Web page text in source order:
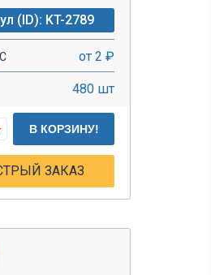
(ID): KT-2789
от 2 ₽
480 шт
В КОРЗИНУ!
ЗАКАЗ